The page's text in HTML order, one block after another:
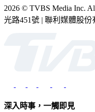
2026 © TVBS Media Inc.
光路451號 | 聯利媒體股份
深入時事，一觸即見